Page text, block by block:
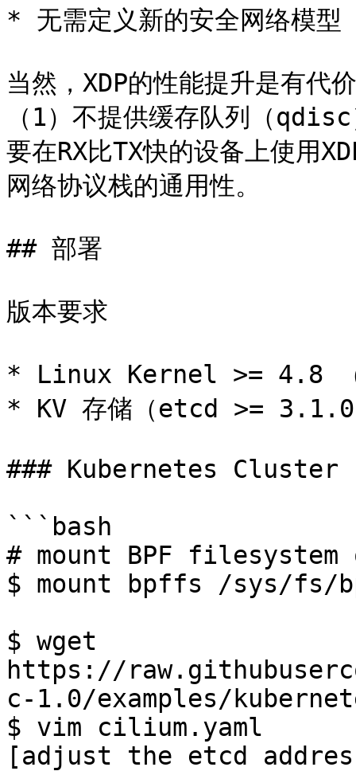
* 无需定义新的安全网络模型
当然，XDP的性能提升是有代
（1）不提供缓存队列（
要在RX比TX快的设备上使用
网络协议栈的通用性。
## 部署
版本要求
* Linux Kernel >= 4.8
* KV 存储（etcd >=
### Kubernetes Cluster
```bash
# mount BPF
$ mount bpffs /sys/
$ wget
https://
c-1.0/examples/
$ vim cilium.yaml
[adjust the etcd